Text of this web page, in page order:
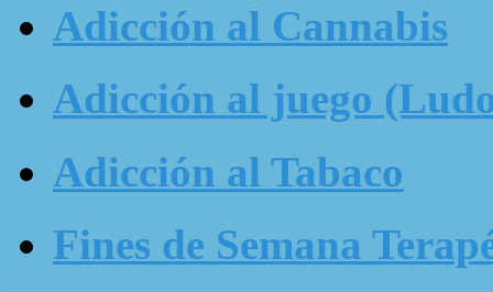
Adicción al Cannabis
Adicción al juego
Adicción al Tabaco
Fines de Semana